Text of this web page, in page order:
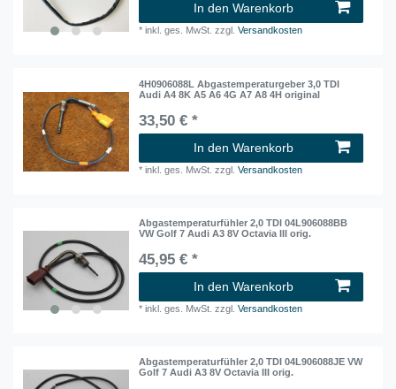
In den Warenkorb
*inkl. ges. MwSt. zzgl.Versandkosten
4H0906088L Abgastemperaturgeber 3,0 TDI
Audi A4 8K A5 A6 4G A7 A8 4H original
33,50 € *
In den Warenkorb
*inkl. ges. MwSt. zzgl.Versandkosten
Abgastemperaturfühler 2,0 TDI 04L906088BB
VW Golf 7 Audi A3 8V Octavia III orig.
45,95 € *
In den Warenkorb
*inkl. ges. MwSt. zzgl.Versandkosten
Abgastemperaturfühler 2,0 TDI 04L906088JE VW
Golf 7 Audi A3 8V Octavia III orig.